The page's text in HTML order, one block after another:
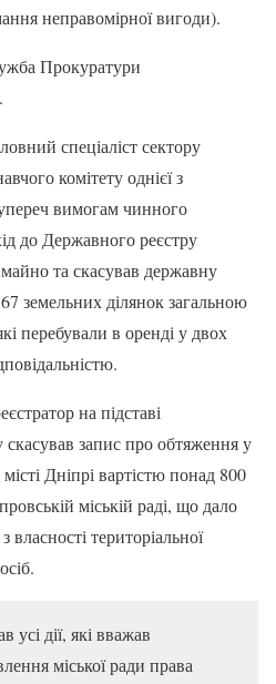
неправомірної вигоди).
Прокуратури
спеціаліст сектору
комітету однієї з
вимогам чинного
до Державного реєстру
та скасував державну
земельних ділянок загальною
перебували в оренді у двох
на підставі
скасував запис про обтяження у
Дніпрі вартістю понад 800
міській раді, що дало
територіальної
дії, які вважав
міської ради права